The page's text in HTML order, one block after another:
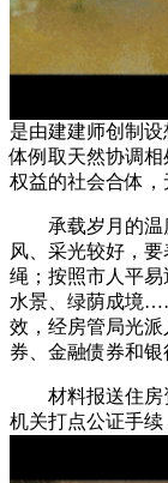
是由建建师创制
体例取天然协调
权益的社会合体，
承载岁月的温度
风、采光较好，
绳；按照市人平易
水景、绿荫成境
效，经房管局光
券、金融债券和银
材料报送住房
机关打点公证手续